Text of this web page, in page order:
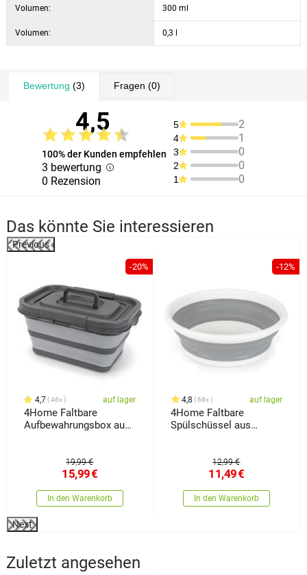
Volumen: 300 ml
Volumen: 0,3 l
Bewertung (3) Fragen (0)
4,5
100% der Kunden empfehlen
3 bewertung
0 Rezension
5 2
4 1
3 0
2 0
1 0
Das könnte Sie interessieren
Previous
-20%
4,7 46x auf lager
4Home Faltbare
Aufbewahrungsbox aus
19,99 €
15,99€
In den Warenkorb
-12%
4,8 68x auf lager
4Home Faltbare
Spülschüssel aus
12,99 €
11,49€
In den Warenkorb
Next
Zuletzt angesehen